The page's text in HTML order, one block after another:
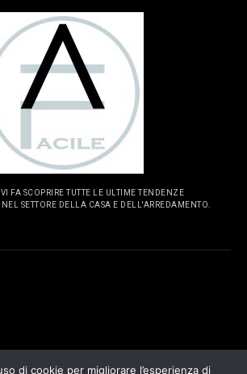
FA SCOPRIRE TUTTE LE ULTIME TENDENZE
SETTORE DELLA CASA E DELL'ARREDAMENTO.
di cookie per migliorare l’esperienza di